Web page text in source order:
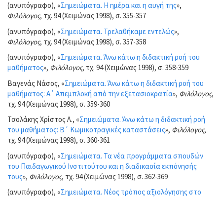
(ανυπόγραφο), «Σημειώματα. Η ημέρα και η αυγή της»,
Φιλόλογος, τχ. 94 (Χειμώνας 1998), σ. 355-357
(ανυπόγραφο), «Σημειώματα. Τρελαθήκαμε εντελώς»,
Φιλόλογος, τχ. 94 (Χειμώνας 1998), σ. 357-358
(ανυπόγραφο), «Σημειώματα. Άνω κάτω η διδακτική ροή του
μαθήματος», Φιλόλογος, τχ. 94 (Χειμώνας 1998), σ. 358-359
Βαγενάς Νάσος, «Σημειώματα. Άνω κάτω η διδακτική ροή του
μαθήματος: Α΄ Απεμπλοκή από την εξετασιοκρατία», Φιλόλογος,
τχ. 94 (Χειμώνας 1998), σ. 359-360
Τσολάκης Χρίστος Λ., «Σημειώματα. Άνω κάτω η διδακτική ροή
του μαθήματος: Β΄ Κωμικοτραγικές καταστάσεις», Φιλόλογος,
τχ. 94 (Χειμώνας 1998), σ. 360-361
(ανυπόγραφο), «Σημειώματα. Τα νέα προγράμματα σπουδών
του Παιδαγωγικού Ινστιτούτου και η διαδικασία εκπόνησής
τους», Φιλόλογος, τχ. 94 (Χειμώνας 1998), σ. 362-369
(ανυπόγραφο), «Σημειώματα. Νέος τρόπος αξιολόγησης στο